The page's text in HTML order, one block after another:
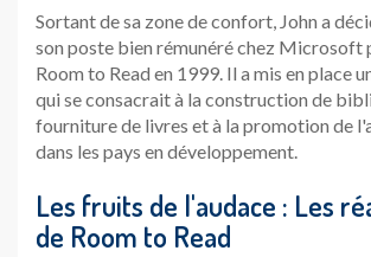
Sortant de sa zone de confort, John a
son poste bien rémunéré chez Microsoft
Room to Read en 1999. Il a mis en place
qui se consacrait à la construction de
fourniture de livres et à la promotion de
dans les pays en développement.
Les fruits de l'audace : Les
de Room to Read